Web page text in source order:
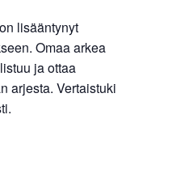
lisääntynyt
Omaa arkea
ja ottaa
arjesta. Vertaistuki